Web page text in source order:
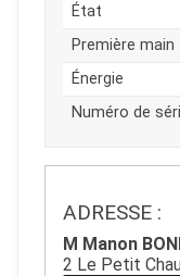
État
Première main
Énergie
Numéro de
ADRESSE :
M Manon
2 Le Petit